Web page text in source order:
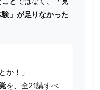
」が足りなかった
か！」
を、全21講すべ